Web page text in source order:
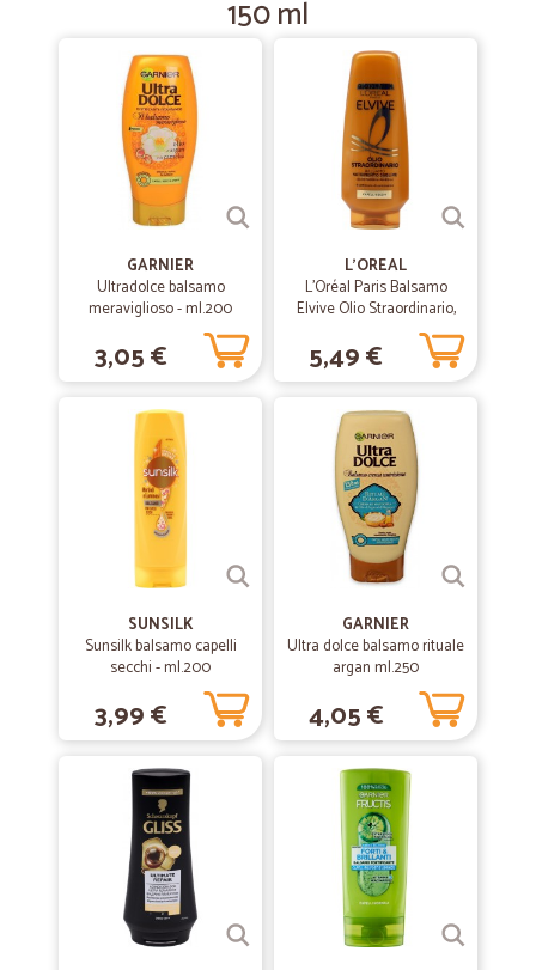
—Daniela R.
Cicalia è il primo supermercato online…
Cicalia è il primo supermercato online che consegna davvero in tutta
Italia, non come altri che lo dicono ma poi non lo fanno. Per chi come
me è impossibilitato a fare la spesa o per chi non ha tempo di fare file
è un servizio stupendo. Sono sicura che il sistema può migliorare
ancora, con una scelta maggiore di prodotti e magari anche con il
reparto surgelati: pizze , pesce, verdure, ma già ora mi piace molto.
150 ml
GARNIER
Ultradolce balsamo
meraviglioso - ml.200
3,05 €
L'OREAL
L'Oréal Paris Balsamo
Elvive Olio Straordinario,
Azione Nutriente per
Capelli Secchi ml.250
5,49 €
SUNSILK
Sunsilk balsamo capelli
secchi - ml.200
3,99 €
GARNIER
Ultra dolce balsamo rituale
argan ml.250
4,05 €